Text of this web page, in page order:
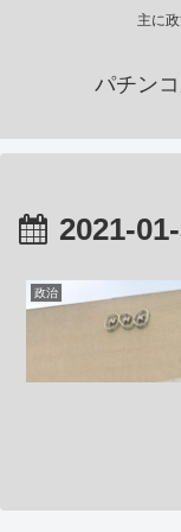
主に
パチン
2021-
政治